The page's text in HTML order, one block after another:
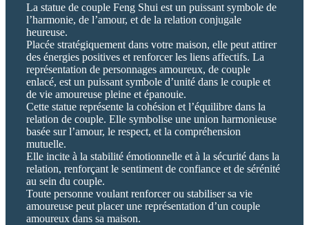
La statue de couple Feng Shui est un puissant symbole de
l’harmonie, de l’amour, et de la relation conjugale
heureuse.
Placée stratégiquement dans votre maison, elle peut attirer
des énergies positives et renforcer les liens affectifs. La
représentation de personnages amoureux, de couple
enlacé, est un puissant symbole d’unité dans le couple et
de vie amoureuse pleine et épanouie.
Cette statue représente la cohésion et l’équilibre dans la
relation de couple. Elle symbolise une union harmonieuse
basée sur l’amour, le respect, et la compréhension
mutuelle.
Elle incite à la stabilité émotionnelle et à la sécurité dans la
relation, renforçant le sentiment de confiance et de sérénité
au sein du couple.
Toute personne voulant renforcer ou stabiliser sa vie
amoureuse peut placer une représentation d’un couple
amoureux dans sa maison.